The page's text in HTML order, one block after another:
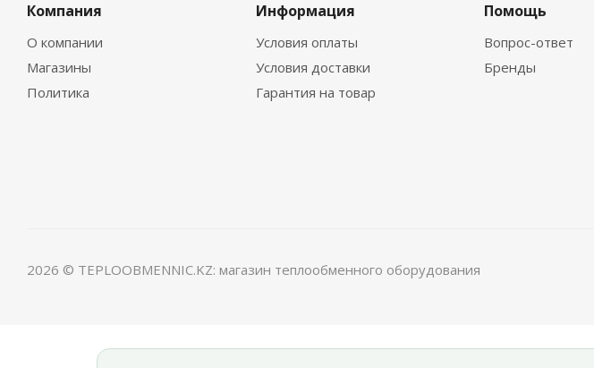
Компания
О компании
Магазины
Политика
Информация
Условия оплаты
Условия доставки
Гарантия на товар
Помощь
Вопрос-ответ
Бренды
2026 © TEPLOOBMENNIC.KZ: магазин теплообменного оборудования